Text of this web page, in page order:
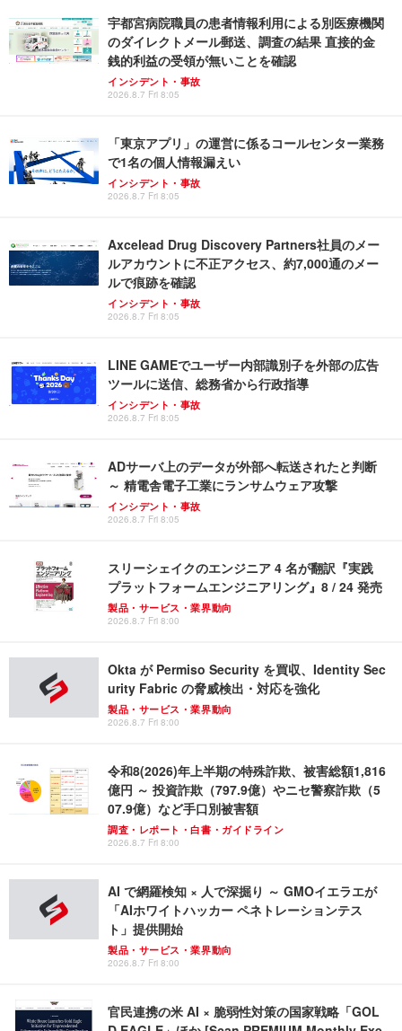
宇都宮病院職員の患者情報利用による別医療機関
のダイレクトメール郵送、調査の結果 直接的金
銭的利益の受領が無いことを確認
インシデント・事故
2026.8.7 Fri 8:05
「東京アプリ」の運営に係るコールセンター業務
で1名の個人情報漏えい
インシデント・事故
2026.8.7 Fri 8:05
Axcelead Drug Discovery Partners社員のメー
ルアカウントに不正アクセス、約7,000通のメー
ルで痕跡を確認
インシデント・事故
2026.8.7 Fri 8:05
LINE GAMEでユーザー内部識別子を外部の広告
ツールに送信、総務省から行政指導
インシデント・事故
2026.8.7 Fri 8:05
ADサーバ上のデータが外部へ転送されたと判断
～ 精電舎電子工業にランサムウェア攻撃
インシデント・事故
2026.8.7 Fri 8:05
スリーシェイクのエンジニア 4 名が翻訳『実践
プラットフォームエンジニアリング』8 / 24 発売
製品・サービス・業界動向
2026.8.7 Fri 8:00
Okta が Permiso Security を買収、Identity Sec
urity Fabric の脅威検出・対応を強化
製品・サービス・業界動向
2026.8.7 Fri 8:00
令和8(2026)年上半期の特殊詐欺、被害総額1,816
億円 ～ 投資詐欺（797.9億）やニセ警察詐欺（5
07.9億）など手口別被害額
調査・レポート・白書・ガイドライン
2026.8.7 Fri 8:00
AI で網羅検知 × 人で深掘り ～ GMOイエラエが
「AIホワイトハッカー ペネトレーションテス
ト」提供開始
製品・サービス・業界動向
2026.8.7 Fri 8:00
官民連携の米 AI × 脆弱性対策の国家戦略「GOL